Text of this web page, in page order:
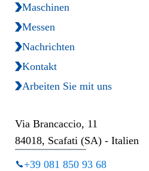
Maschinen
Messen
Nachrichten
Kontakt
Arbeiten Sie mit uns
Via Brancaccio, 11
84018, Scafati (SA) - Italien
+39 081 850 93 68